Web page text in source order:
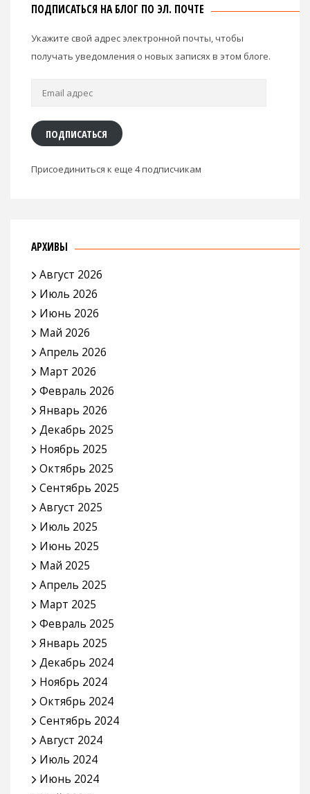
ПОДПИСАТЬСЯ НА БЛОГ ПО ЭЛ. ПОЧТЕ
Укажите свой адрес электронной почты, чтобы
получать уведомления о новых записях в этом блоге.
Email
ПОДПИСАТЬСЯ
Присоединиться к еще 4 подписчикам
АРХИВЫ
Август 2026
Июль 2026
Июнь 2026
Май 2026
Апрель 2026
Март 2026
Февраль 2026
Январь 2026
Декабрь 2025
Ноябрь 2025
Октябрь 2025
Сентябрь 2025
Август 2025
Июль 2025
Июнь 2025
Май 2025
Апрель 2025
Март 2025
Февраль 2025
Январь 2025
Декабрь 2024
Ноябрь 2024
Октябрь 2024
Сентябрь 2024
Август 2024
Июль 2024
Июнь 2024